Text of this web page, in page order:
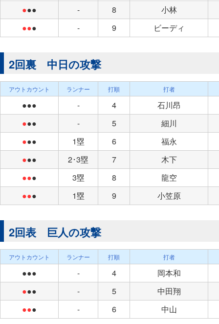
●●● - 8
小林
●●● - 9 ビーディ
2回裏 中日の攻撃
アウトカウント ランナー 打順 打者
●●● - 4
石川昂
●●● - 5
細川
●●● 1塁 6
福永
●●● 2･3塁 7
木下
●●● 3塁 8
龍空
●●● 1塁 9 小笠原
2回表 巨人の攻撃
アウトカウント ランナー 打順 打者
●●● - 4
岡本和
●●● - 5
中田翔
●●● - 6 中山